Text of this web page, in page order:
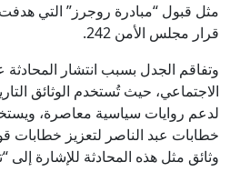
مثل قبول “مبادرة روجرز” التي
قرار مجلس الأمن 242.
وتفاقم الجدل بسبب انتشار
الاجتماعي، حيث تُستخدم الوثائق
لدعم روايات سياسية معاصرة،
خطابات عبد الناصر لتعزيز خطابات
وثائق مثل هذه المحادثة للإشارة